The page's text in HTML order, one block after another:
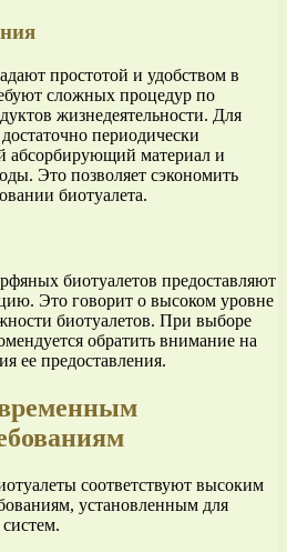
простотой и удобством в
сложных процедур по
жизнедеятельности. Для
периодически
абсорбирующий материал и
Это позволяет сэкономить
биотуалета.
биотуалетов предоставляют
Это говорит о высоком уровне
биотуалетов. При выборе
обратить внимание на
ее предоставления.
соответствуют высоким
установленным для